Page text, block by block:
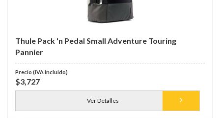
Thule Pack 'n Pedal Small Adventure Touring
Pannier
$3,727
Ver Detalles